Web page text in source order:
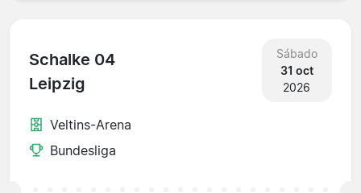
Schalke 04
Leipzig
Sábado
31 oct
2026
Veltins-Arena
Bundesliga